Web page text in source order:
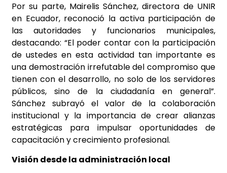
Por su parte, Mairelis Sánchez, directora de UNIR
en Ecuador, reconoció la activa participación de
las autoridades y funcionarios municipales,
destacando: “El poder contar con la participación
de ustedes en esta actividad tan importante es
una demostración irrefutable del compromiso que
tienen con el desarrollo, no solo de los servidores
públicos, sino de la ciudadanía en general”.
Sánchez subrayó el valor de la colaboración
institucional y la importancia de crear alianzas
estratégicas para impulsar oportunidades de
capacitación y crecimiento profesional.
Visión desde la administración local